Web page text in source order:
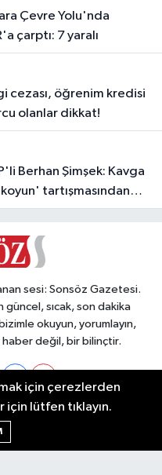
çarptı: 7 yaralı
olanlar dikkat!
tartışmasından
sesi: Sonsöz Gazetesi.
sıcak, son dakika
okuyun, yorumlayın,
değil, bir bilinçtir.
için çerezlerden
için lütfen tıklayın.